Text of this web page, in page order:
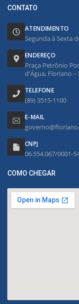
CONTATO
ATENDIMENTO
Segunda à Sexta
ENDEREÇO
Praça Petrônio
d'Água, Floriano –
TELEFONE
(89) 3515-1100
E-MAIL
CNPJ
06.554.067/0001-
COMO CHEGAR